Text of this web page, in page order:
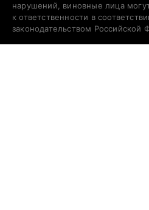
нарушений, виновные лица
к ответственности в
законодательством Российской